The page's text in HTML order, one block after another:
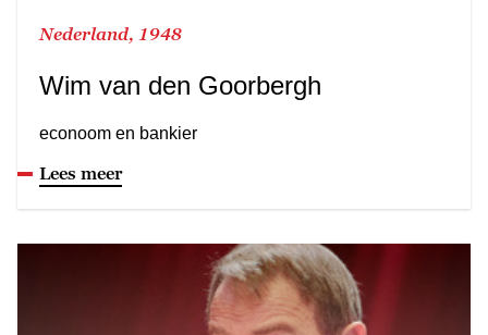
Nederland, 1948
Wim van den Goorbergh
econoom en bankier
Lees meer